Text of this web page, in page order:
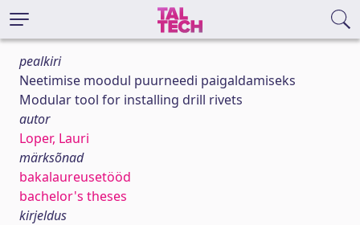
pealkiri
Neetimise moodul puurneedi paigaldamiseks
Modular tool for installing drill rivets
autor
Loper, Lauri
märksõnad
bakalaureusetööd
bachelor's theses
kirjeldus